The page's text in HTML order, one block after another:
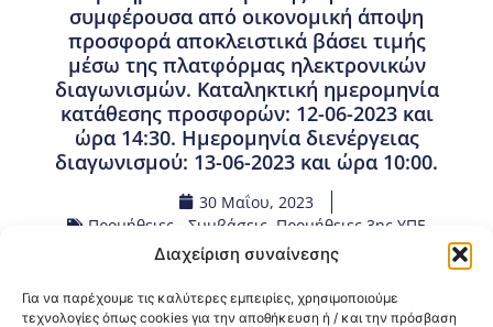
Διαχείριση συναίνεσης
Για να παρέχουμε τις καλύτερες εμπειρίες, χρησιμοποιούμε
τεχνολογίες όπως cookies για την αποθήκευση ή / και την πρόσβαση
συμφέρουσα από οικονομική άποψη
προσφορά αποκλειστικά βάσει τιμής
μέσω της πλατφόρμας ηλεκτρονικών
διαγωνισμών. Καταληκτική ημερομηνία
κατάθεσης προσφορών: 12-06-2023 και
ώρα 14:30. Ημερομηνία διενέργειας
διαγωνισμού: 13-06-2023 και ώρα 10:00.
30 Μαΐου, 2023
Προμήθειες - Συμβάσεις Προμήθειες 3ης ΥΠΕ
Κοινοποίηση: